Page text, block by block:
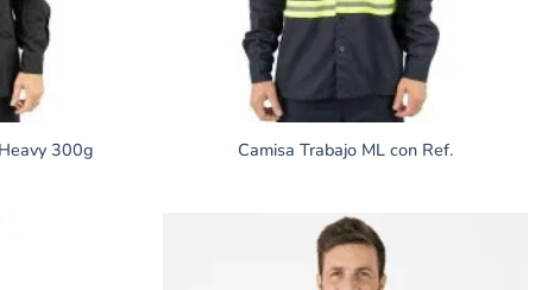
300g Camisa Trabajo ML con Ref.